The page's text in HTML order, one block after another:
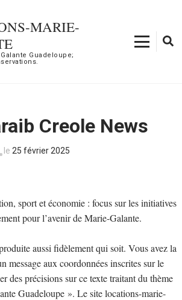
MARIE-
Guadeloupe;
Creole News
le 25 février 2025
sport et économie : focus sur les initiatives
pour l’avenir de Marie-Galante.
aussi fidèlement qui soit. Vous avez la
message aux coordonnées inscrites sur le
des précisions sur ce texte traitant du thème
Guadeloupe ». Le site locations-marie-